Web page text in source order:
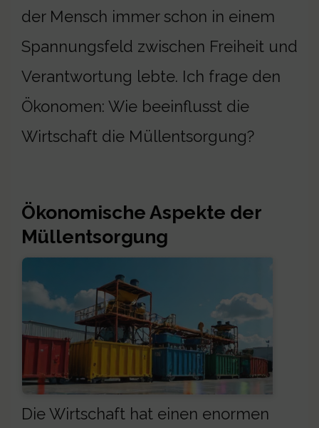
der Mensch immer schon in einem
Spannungsfeld zwischen Freiheit und
Verantwortung lebte. Ich frage den
Ökonomen: Wie beeinflusst die
Wirtschaft die Müllentsorgung?
Ökonomische Aspekte der
Müllentsorgung
Die Wirtschaft hat einen enormen